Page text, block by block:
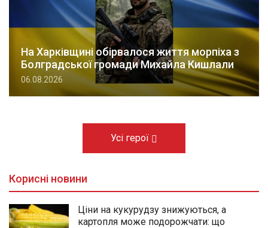
На Харківщині обірвалося життя морпіха з
Болградської громади Михайла Кишлали
06.08.2026
Усі герої
Корисні новини
Ціни на кукурудзу знижуються, а
картопля може подорожчати: що